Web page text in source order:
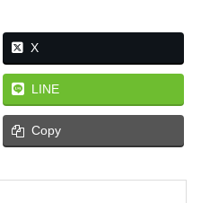
X
LINE
Copy